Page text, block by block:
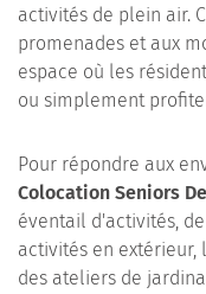
activités de plein air.
promenades et aux
espace où les
ou simplement
Pour répondre aux
Colocation Seniors
éventail d'activités,
activités en extérieur,
des ateliers de